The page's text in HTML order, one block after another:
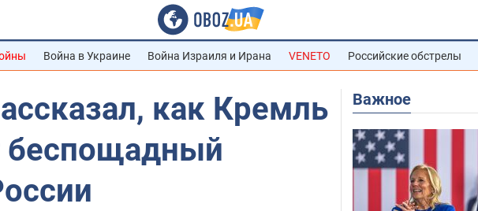
Война в Украине Война Израиля и Ирана VENETO Российские обстрелы
как Кремль
беспощадный
Важное